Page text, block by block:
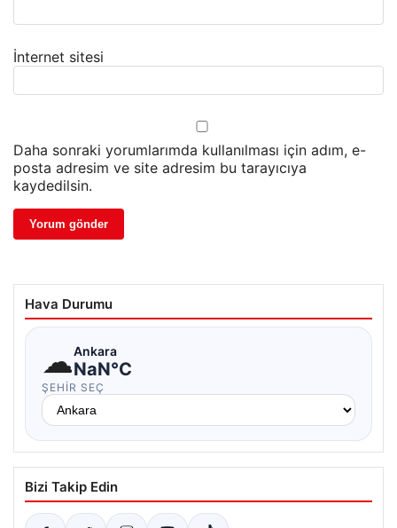
İnternet sitesi
Daha sonraki yorumlarımda kullanılması için adım, e-
posta adresim ve site adresim bu tarayıcıya
kaydedilsin.
Hava Durumu
☁Ankara
NaN°C
ŞEHIR SEÇ
Bizi Takip Edin